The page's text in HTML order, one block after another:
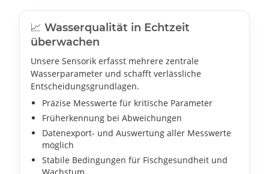
📈 Wasserqualität in Echtzeit
überwachen
Unsere Sensorik erfasst mehrere zentrale
Wasserparameter und schafft verlässliche
Entscheidungsgrundlagen.
Präzise Messwerte für kritische Parameter
Früherkennung bei Abweichungen
Datenexport- und Auswertung aller Messwerte
möglich
Stabile Bedingungen für Fischgesundheit und